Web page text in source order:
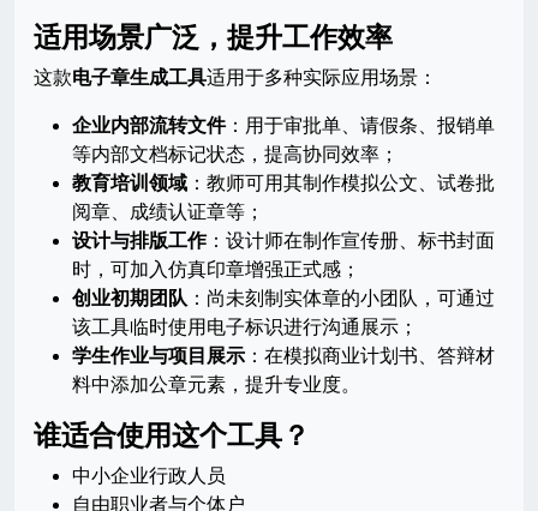
适用场景广泛，提升工作效率
这款电子章生成工具适用于多种实际应用场景：
企业内部流转文件：用于审批单、请假条、报销单
等内部文档标记状态，提高协同效率；
教育培训领域 ：教师可用其制作模拟公文、试卷批
阅章、成绩认证章等；
设计与排版工作：设计师在制作宣传册、标书封面
时，可加入仿真印章增强正式感；
创业初期团队 ：尚未刻制实体章的小团队，可通过
该工具临时使用电子标识进行沟通展示；
学生作业与项目展示 ：在模拟商业计划书、答辩材
料中添加公章元素，提升专业度。
谁适合使用这个工具？
中小企业行政人员
自由职业者与个体户